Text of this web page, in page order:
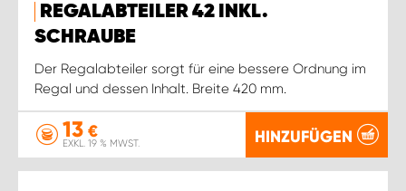
REGALABTEILER 42 INKL.
SCHRAUBE
Der Regalabteiler sorgt für eine bessere Ordnung im
Regal und dessen Inhalt. Breite 420 mm.
13 €
EXKL. 19 % MWST. HINZUFÜGEN